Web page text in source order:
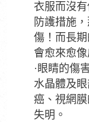
衣服而沒
防護措施
傷！而長
會愈來愈
·眼睛的傷
水晶體及
癌、視網
失明。